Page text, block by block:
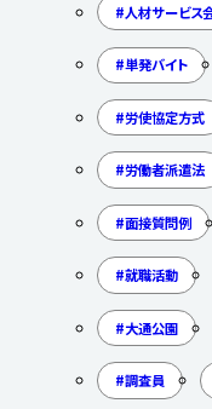
人材サービス
単発バイト
労使協定方式
労働者派遣法
面接質問例
就職活動
大通公園
調査員